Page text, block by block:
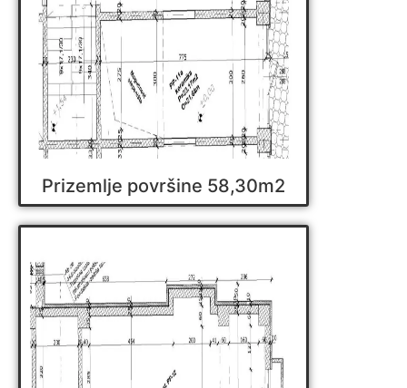
Prizemlje površine 58,30m2